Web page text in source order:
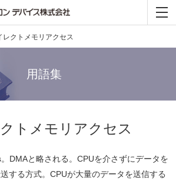
レクトメモリアクセス
用語集
トメモリアクセス
DMAと略される。CPUを介さずにデータを
する方式。CPUが大量のデータを送信する